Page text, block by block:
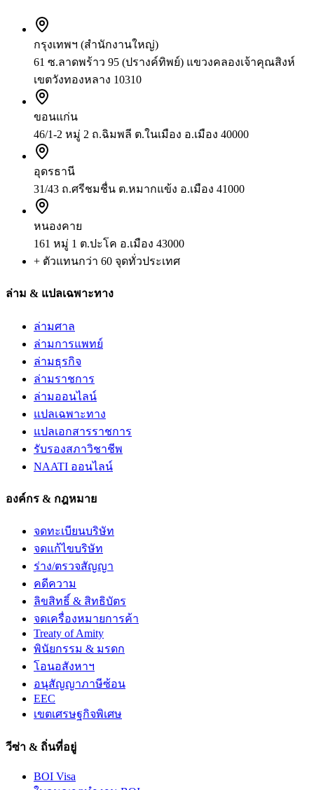
กรุงเทพฯ (สำนักงานใหญ่)
61 ซ.ลาดพร้าว 95 (ปรางค์ทิพย์) แขวงคลองเจ้าคุณสิงห์
เขตวังทองหลาง 10310
ขอนแก่น
46/1-2 หมู่ 2 ถ.ฉิมพลี ต.ในเมือง อ.เมือง 40000
อุดรธานี
31/43 ถ.ศรีชมชื่น ต.หมากแข้ง อ.เมือง 41000
หนองคาย
161 หมู่ 1 ต.ปะโค อ.เมือง 43000
+ ตัวแทนกว่า 60 จุดทั่วประเทศ
ล่าม & แปลเฉพาะทาง
ล่ามศาล
ล่ามการแพทย์
ล่ามธุรกิจ
ล่ามราชการ
ล่ามออนไลน์
แปลเฉพาะทาง
แปลเอกสารราชการ
รับรองสภาวิชาชีพ
NAATI ออนไลน์
องค์กร & กฎหมาย
จดทะเบียนบริษัท
จดแก้ไขบริษัท
ร่าง/ตรวจสัญญา
คดีความ
ลิขสิทธิ์ & สิทธิบัตร
จดเครื่องหมายการค้า
Treaty of Amity
พินัยกรรม & มรดก
โอนอสังหาฯ
อนุสัญญาภาษีซ้อน
EEC
เขตเศรษฐกิจพิเศษ
วีซ่า & ถิ่นที่อยู่
BOI Visa